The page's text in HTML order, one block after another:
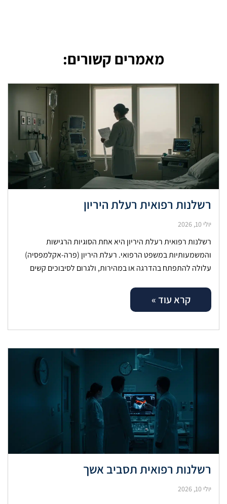
מאמרים קשורים:
רשלנות רפואית רעלת היריון
יולי 10, 2026
רשלנות רפואית רעלת היריון היא אחת הסוגיות הרגישות
והמשמעותיות במשפט הרפואי. רעלת היריון (פרה-אקלמפסיה)
עלולה להתפתח בהדרגה או במהירות, ולגרום לסיבוכים קשים
קרא עוד »
רשלנות רפואית תסביב אשך
יולי 10, 2026